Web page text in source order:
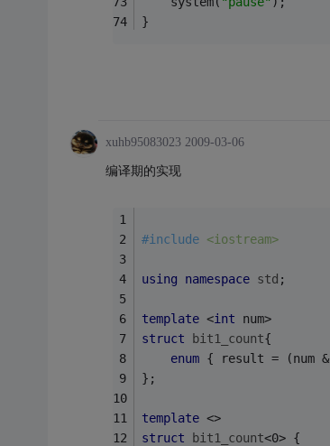
}
xuhb95083023 2009-03-06
编译期的实现
#include <iostream>
using namespace std ;
template <int num>
struct
bit1_count{
enum { result = (num &
};
template <>
struct
bit1_count<0> {